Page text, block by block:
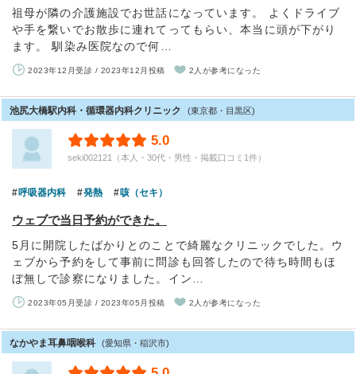
祖母が隣の介護施設でお世話になっています。 よくドライブ
や手を繋いでお散歩に連れてってもらい、本当に頭が下がり
ます。 馴染み医院なので何…
2023年12月受診 / 2023年12月投稿 2人が参考になった
池尻大橋駅内科・循環器内科クリニック (東京都・目黒区)
5.0
seki002121（本人・30代・男性・掲載口コミ1件）
呼吸器内科 発熱 咳（セキ）
ウェブで当日予約ができた。
5月に開院したばかりとのことで綺麗なクリニックでした。ウ
ェブから予約をして事前に問診も回答したので待ち時間もほ
ぼ無しで診察になりました。イン…
2023年05月受診 / 2023年05月投稿 2人が参考になった
なかやま耳鼻咽喉科 (愛知県・稲沢市)